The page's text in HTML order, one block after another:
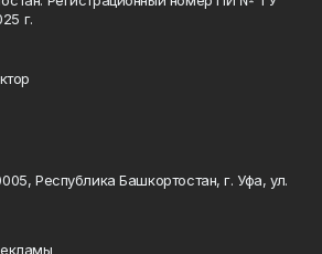
г.
Республика Башкортостан, г. Уфа, ул.